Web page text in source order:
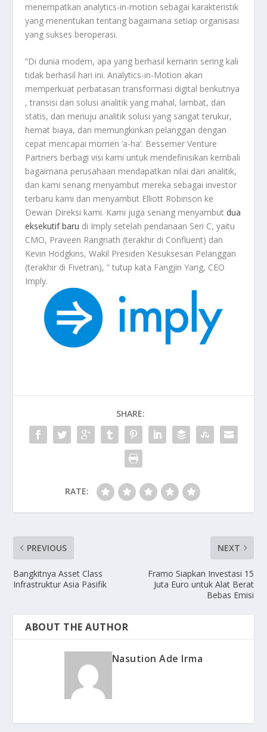
menempatkan analytics-in-motion sebagai karakteristik
yang menentukan tentang bagaimana setiap organisasi
yang sukses beroperasi.
“Di dunia modern, apa yang berhasil kemarin sering kali
tidak berhasil hari ini. Analytics-in-Motion akan
memperkuat perbatasan transformasi digital berikutnya
, transisi dari solusi analitik yang mahal, lambat, dan
statis, dan menuju analitik solusi yang sangat terukur,
hemat biaya, dan memungkinkan pelanggan dengan
cepat mencapai momen ‘a-ha’. Bessemer Venture
Partners berbagi visi kami untuk mendefinisikan kembali
bagaimana perusahaan mendapatkan nilai dari analitik,
dan kami senang menyambut mereka sebagai investor
terbaru kami dan menyambut Elliott Robinson ke
Dewan Direksi kami. Kami juga senang menyambut dua
eksekutif baru di Imply setelah pendanaan Seri C, yaitu
CMO, Praveen Rangnath (terakhir di Confluent) dan
Kevin Hodgkins, Wakil Presiden Kesuksesan Pelanggan
(terakhir di Fivetran), ” tutup kata Fangjin Yang, CEO
Imply.
SHARE:
RATE:
PREVIOUS
Bangkitnya Asset Class
Infrastruktur Asia Pasifik
NEXT
Framo Siapkan Investasi 15
Juta Euro untuk Alat Berat
Bebas Emisi
ABOUT THE AUTHOR
Nasution Ade Irma